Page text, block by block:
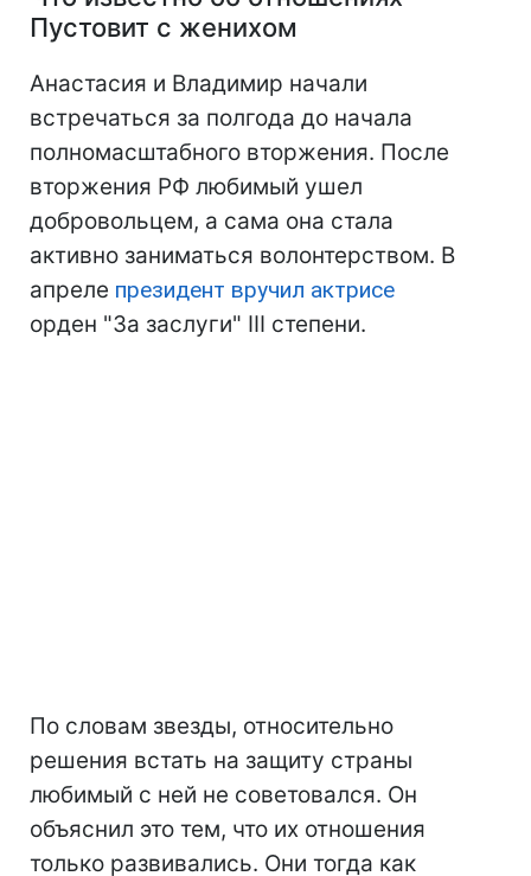
Пустовит с женихом
Анастасия и Владимир начали
встречаться за полгода до начала
полномасштабного вторжения. После
вторжения РФ любимый ушел
добровольцем, а сама она стала
активно заниматься волонтерством. В
апреле президент вручил актрисе
орден "За заслуги" III степени.
По словам звезды, относительно
решения встать на защиту страны
любимый с ней не советовался. Он
объяснил это тем, что их отношения
только развивались. Они тогда как